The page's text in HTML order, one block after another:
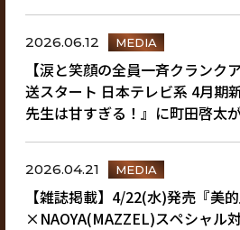
2026.06.12 MEDIA
【涙と笑顔の全員一斉クランク
送スタート 日本テレビ系 4月期
先生は甘すぎる！』に町田啓太
2026.04.21 MEDIA
【雑誌掲載】4/22(水)発売『美
×NAOYA(MAZZEL)スペシャル